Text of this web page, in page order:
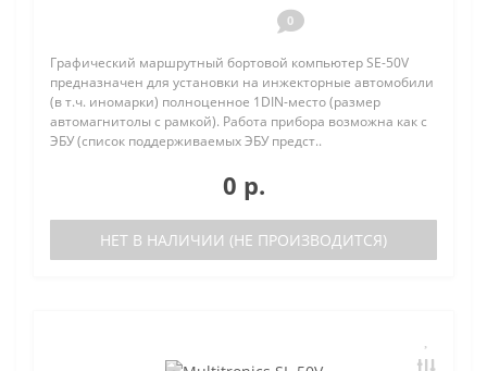
0
Графический маршрутный бортовой компьютер SE-50V
предназначен для установки на инжекторные автомобили
(в т.ч. иномарки) полноценное 1DIN-место (размер
автомагнитолы с рамкой). Работа прибора возможна как с
ЭБУ (список поддерживаемых ЭБУ предст..
0 р.
НЕТ В НАЛИЧИИ (НЕ ПРОИЗВОДИТСЯ)